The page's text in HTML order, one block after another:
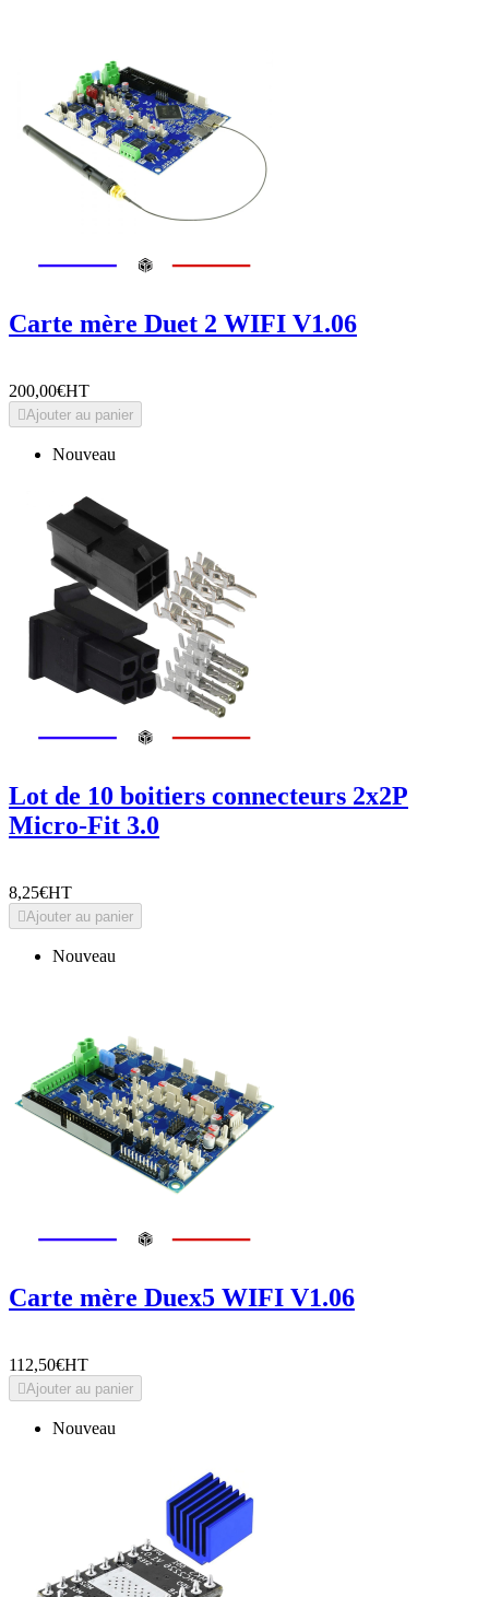
Carte mère Duet 2 WIFI V1.06
200,00€HT
Ajouter au panier
Nouveau
Lot de 10 boitiers connecteurs 2x2P
Micro-Fit 3.0
8,25€HT
Ajouter au panier
Nouveau
Carte mère Duex5 WIFI V1.06
112,50€HT
Ajouter au panier
Nouveau